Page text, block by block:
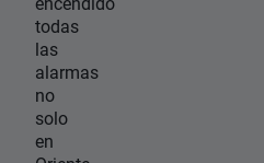
todas
las
alarmas
no
solo
en